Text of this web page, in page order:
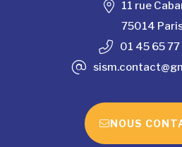
11 rue
75014
01 45 65
NOUS